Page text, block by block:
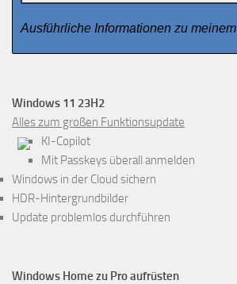
Ausführliche Informationen zu meinem
Windows 11 23H2
Alles zum großen Funktionsupdate
KI-Copilot
Mit Passkeys überall anmelden
Windows in der Cloud sichern
HDR-Hintergrundbilder
Update problemlos durchführen
Windows Home zu Pro aufrüsten